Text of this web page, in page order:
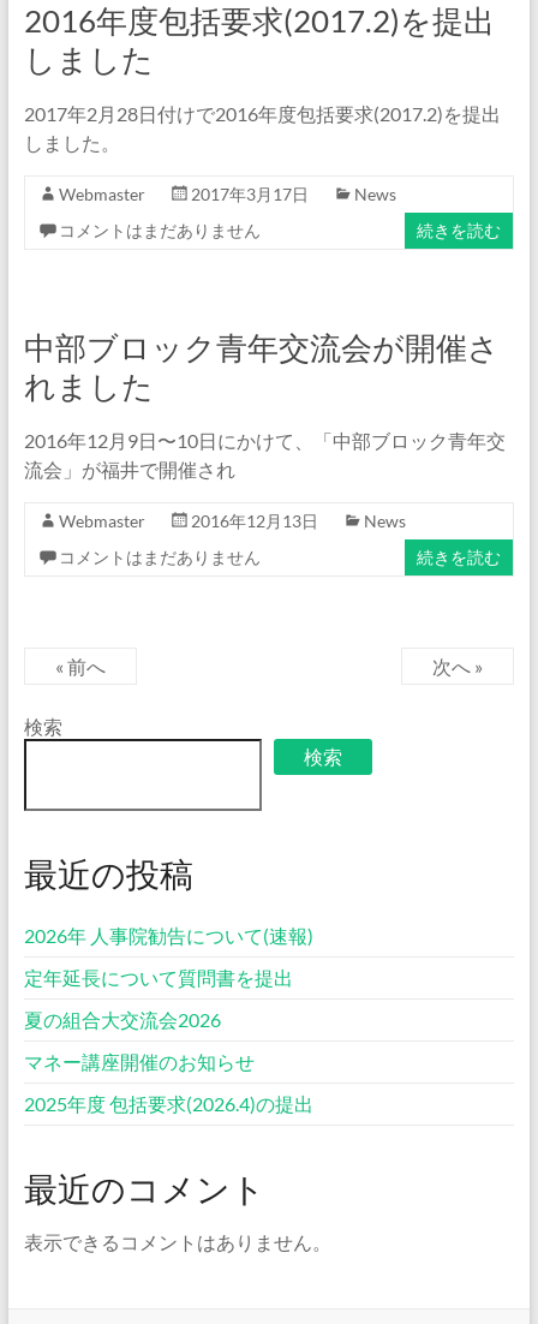
2016年度包括要求(2017.2)を提出
しました
2017年2月28日付けで2016年度包括要求(2017.2)を提出
しました。
Webmaster 2017年3月17日
News
コメントはまだありません
続きを読む
中部ブロック青年交流会が開催さ
れました
2016年12月9日〜10日にかけて、「中部ブロック青年交
流会」が福井で開催され
Webmaster 2016年12月13日
News
コメントはまだありません
続きを読む
« 前へ 次へ »
検索
検索
最近の投稿
2026年 人事院勧告について(速報)
定年延長について質問書を提出
夏の組合大交流会2026
マネー講座開催のお知らせ
2025年度 包括要求(2026.4)の提出
最近のコメント
表示できるコメントはありません。